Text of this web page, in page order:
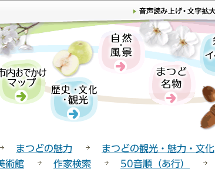
このページの本文へ移動
まつどの魅力 まつどの観光・魅力・文化
術館
作家検索
50音順（あ行）